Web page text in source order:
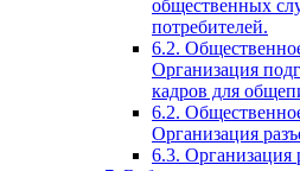
общественных
потребителей.
6.2.
Организация
кадров для
6.2.
Организация
6.3. Организация